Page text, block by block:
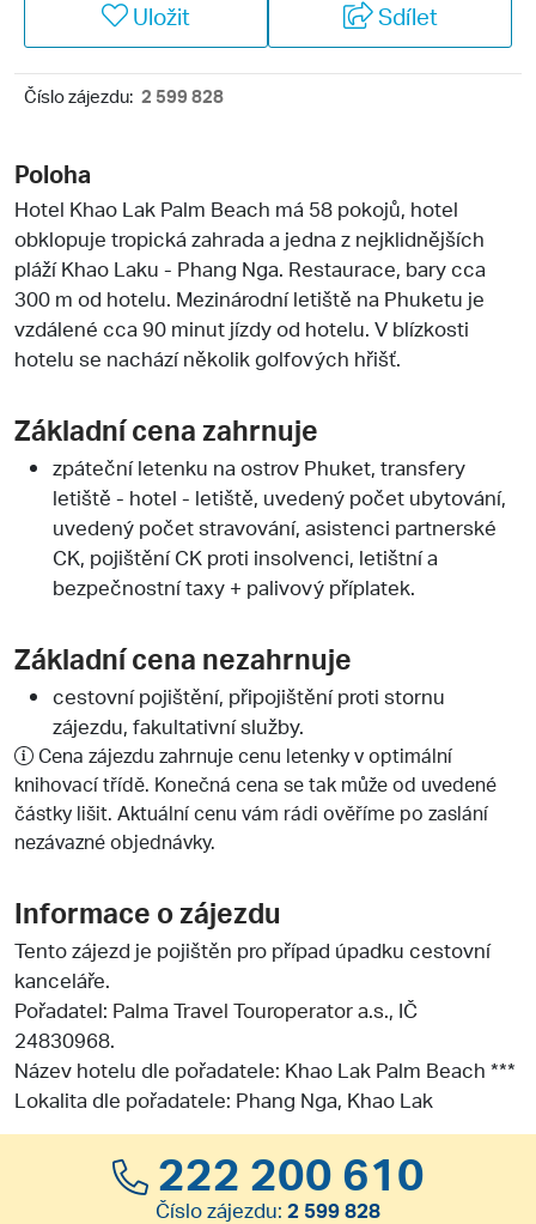
Uložit Sdílet
Číslo zájezdu: 2 599 828
Poloha
Hotel Khao Lak Palm Beach má 58 pokojů, hotel
obklopuje tropická zahrada a jedna z nejklidnějších
pláží Khao Laku - Phang Nga. Restaurace, bary cca
300 m od hotelu. Mezinárodní letiště na Phuketu je
vzdálené cca 90 minut jízdy od hotelu. V blízkosti
hotelu se nachází několik golfových hřišť.
Základní cena zahrnuje
zpáteční letenku na ostrov Phuket, transfery
letiště - hotel - letiště, uvedený počet ubytování,
uvedený počet stravování, asistenci partnerské
CK, pojištění CK proti insolvenci, letištní a
bezpečnostní taxy + palivový příplatek.
Základní cena nezahrnuje
cestovní pojištění, připojištění proti stornu
zájezdu, fakultativní služby.
Cena zájezdu zahrnuje cenu letenky v optimální
knihovací třídě. Konečná cena se tak může od uvedené
částky lišit. Aktuální cenu vám rádi ověříme po zaslání
nezávazné objednávky.
Informace o zájezdu
Tento zájezd je pojištěn pro případ úpadku cestovní
kanceláře.
Pořadatel: Palma Travel Touroperator a.s., IČ
24830968.
Název hotelu dle pořadatele: Khao Lak Palm Beach ***
Lokalita dle pořadatele: Phang Nga, Khao Lak
222 200 610
Číslo zájezdu: 2 599 828